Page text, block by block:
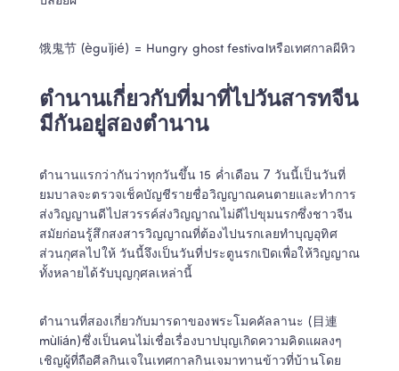
饿鬼节 (èguǐjié) = Hungry ghost festivalหรือเทศกาลผีหิว
ตำนานเกี่ยวกับที่มาที่ไปวันสารทจีน
มีกันอยู่สองตำนาน
ตำนานแรกว่ากันว่าทุกวันขึ้น 15 ค่ำเดือน 7 วันนี้เป็นวันที่
ยมบาลจะตรวจเช็คบัญชีรายชื่อวิญญาณคนตายและทำการ
ส่งวิญญานดีไปสวรรค์ส่งวิญญาณไม่ดีไปขุมนรกซึ่งชาวจีน
สมัยก่อนรู้สึกสงสารวิญญาณที่ต้องไปนรกเลยทำบุญอุทิศ
ส่วนกุศลไปให้ วันนี้จึงเป็นวันที่ประตูนรกเปิดเพื่อให้วิญญาณ
ทั้งหลายได้รับบุญกุศลเหล่านี้
ตำนานที่สองเกี่ยวกับมารดาของพระโมคคัลลานะ (目連
mùlián)ซึ่งเป็นคนไม่เชื่อเรื่องบาปบุญเกิดความคิดแผลงๆ
เชิญผู้ที่ถือศีลกินเจในเทศกาลกินเจมาทานข้าวที่บ้านโดย